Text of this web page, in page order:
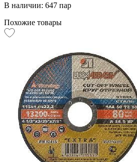
В наличии: 647 пар
Похожие товары